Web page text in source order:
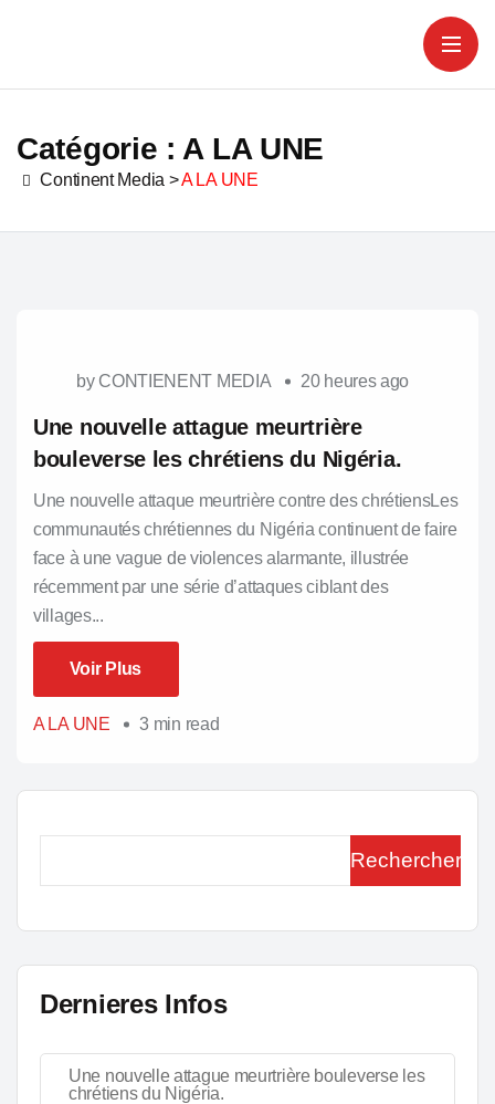
Catégorie : A LA UNE
Continent Media >A LA UNE
by CONTIENENT MEDIA 20 heures ago
Une nouvelle attague meurtrière
bouleverse les chrétiens du Nigéria.
Une nouvelle attaque meurtrière contre des chrétiensLes
communautés chrétiennes du Nigéria continuent de faire
face à une vague de violences alarmante, illustrée
récemment par une série d’attaques ciblant des
villages...
Voir Plus
A LA UNE
3 min read
Rechercher
Dernieres Infos
Une nouvelle attague meurtrière bouleverse les
chrétiens du Nigéria.